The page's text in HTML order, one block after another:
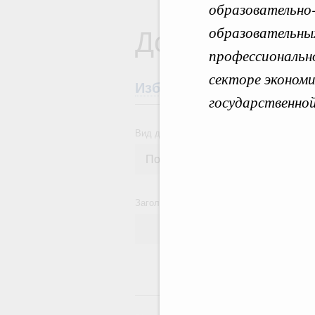
секторе
Документы
Избранные документы
Вид документа
Заголовок или текст документа